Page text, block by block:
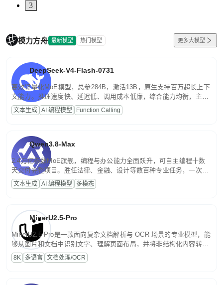
3
模力方舟 最新模型 热门模型 更多大模型
DeepSeek-V4-Flash-0731
高效轻量化MoE模型，总参284B，激活13B，原生支持百万超长上下
文能力。推理速度快、延迟低、调用成本低廉，综合能力均衡，主打
高并发、轻量化任务，适合日常对话、内容创作、基础 RAG、批量
文案处理等普惠刚需场景。
文本生成 AI 编程模型 Function Calling
Qwen3.8-Max
2.4万亿参数MoE旗舰，编程与办公能力全面跃升，可自主编程十数
天交付完整项目。胜任法律、金融、设计等数百种专业任务，一次对
话端到端交付生产级成果。原生视觉理解贯穿规划、执行与验证全流
程，支持超长文档与长视频的深度语义解析。长程任务中自主规划与
文本生成 AI 编程模型 多模态
MinerU2.5-Pro
MinerU2.5-Pro是一款面向复杂文档解析与 OCR 场景的专业模型，能
够从图片和文档中识别文字、理解页面布局，并将非结构化内容转换
为便于存储、检索和二次处理的结构化结果。
8K 多语言 文档处理/OCR